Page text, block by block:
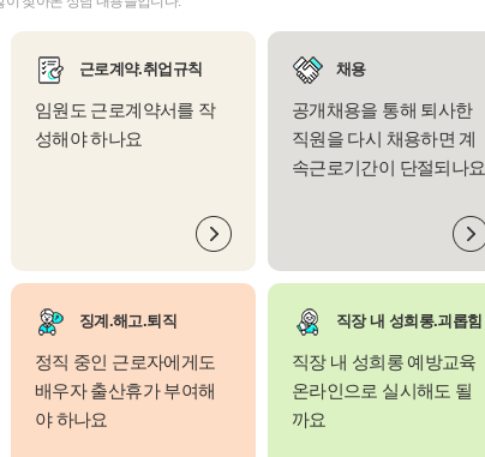
근로계약.취업규칙
임원도 근로계약서를 작
성해야 하나요
채용
공개채용을 통해 퇴사한
직원을 다시 채용하면 계
속근로기간이 단절되나요
징계.해고.퇴직
정직 중인 근로자에게도
배우자 출산휴가 부여해
야 하나요
직장 내 성희롱.괴롭힘
직장 내 성희롱 예방교육
온라인으로 실시해도 될
까요